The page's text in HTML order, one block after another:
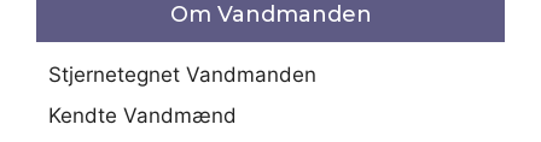
Om Vandmanden
Stjernetegnet Vandmanden
Kendte Vandmænd